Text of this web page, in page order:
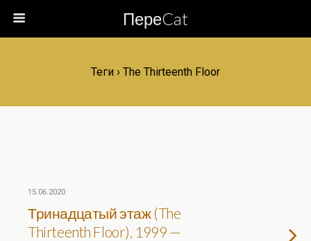
ПереCat
Теги › The Thirteenth Floor
15.06.2020
Тринадцатый этаж (The
Thirteenth Floor), 1999 —